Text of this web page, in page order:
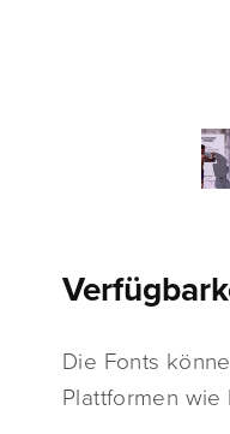
Die Fonts
Plattformen